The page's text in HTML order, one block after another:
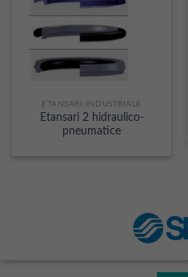
ETANSARI INDUSTRIALE
Etansari 2 hidraulico-
pneumatice